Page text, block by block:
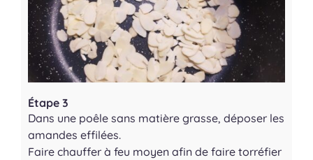
Étape 3
Dans une poêle sans matière grasse, déposer les
amandes effilées.
Faire chauffer à feu moyen afin de faire torréfier